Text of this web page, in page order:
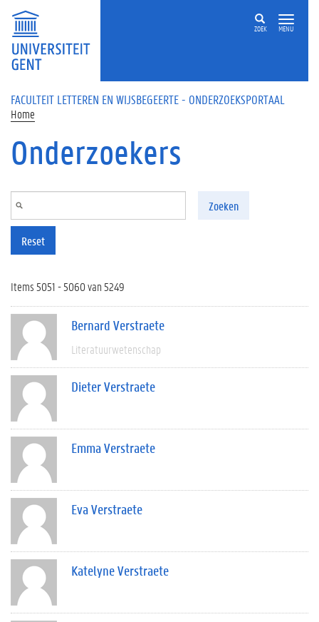
Overslaan en naar de inhoud gaan
ZOEK MENU
FACULTEIT LETTEREN EN WIJSBEGEERTE - ONDERZOEKSPORTAAL
Home
Onderzoekers
Zoeken
Reset
Items 5051 - 5060 van 5249
Bernard Verstraete
Literatuurwetenschap
Dieter Verstraete
Emma Verstraete
Eva Verstraete
Katelyne Verstraete